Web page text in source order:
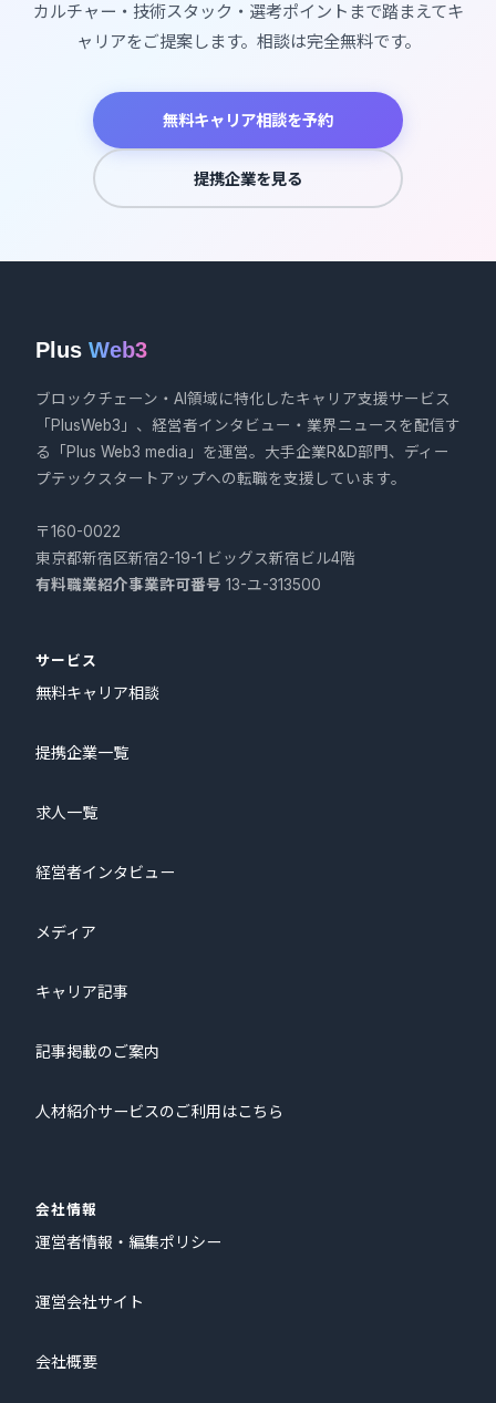
カルチャー・技術スタック・選考ポイントまで踏まえてキ
ャリアをご提案します。相談は完全無料です。
無料キャリア相談を予約
提携企業を見る
Plus Web3
ブロックチェーン・AI領域に特化したキャリア支援サービス
「PlusWeb3」、経営者インタビュー・業界ニュースを配信す
る「Plus Web3 media」を運営。大手企業R&D部門、ディー
プテックスタートアップへの転職を支援しています。
〒160-0022
東京都新宿区新宿2-19-1 ビッグス新宿ビル4階
有料職業紹介事業許可番号 13-ユ-313500
サービス
無料キャリア相談
提携企業一覧
求人一覧
経営者インタビュー
メディア
キャリア記事
記事掲載のご案内
人材紹介サービスのご利用はこちら
会社情報
運営者情報・編集ポリシー
運営会社サイト
会社概要